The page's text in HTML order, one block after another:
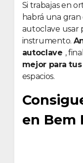
Si trabajas en
habrá una
autoclave usar
instrumento.
autoclave ,
mejor para
espacios.
en Bem